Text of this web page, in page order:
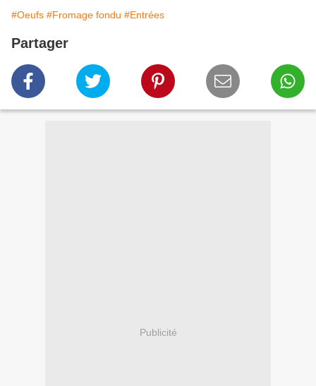
#Oeufs #Fromage fondu #Entrées
Partager
Publicité